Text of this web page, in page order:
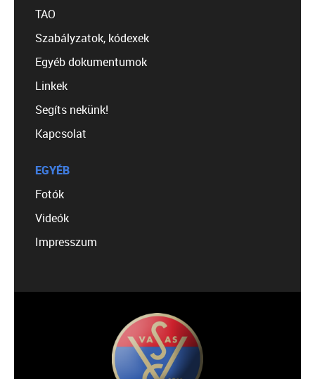
TAO
Szabályzatok, kódexek
Egyéb dokumentumok
Linkek
Segíts nekünk!
Kapcsolat
EGYÉB
Fotók
Videók
Impresszum